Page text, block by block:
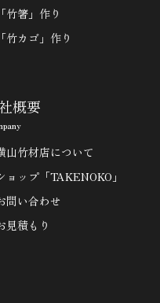
「竹箸」作り
「竹カゴ」作り
概要
山竹材店について
ョップ「TAKENOKO」
問い合わせ
見積もり